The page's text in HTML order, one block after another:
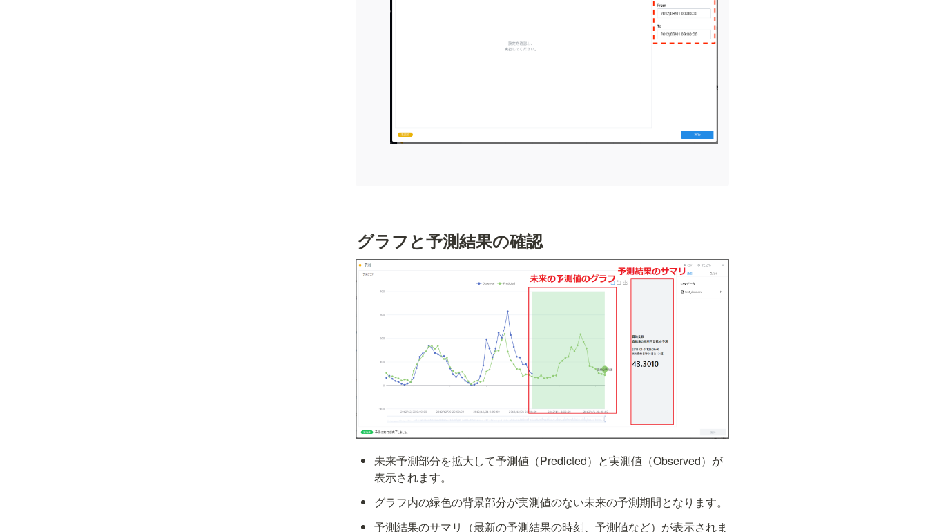
グラフと予測結果の確認
未来予測部分を拡大して予測値（Predicted）と実測値（Observed）が
表示されます。
グラフ内の緑色の背景部分が実測値のない未来の予測期間となります。
予測結果のサマリ（最新の予測結果の時刻、予測値など）が表示されま